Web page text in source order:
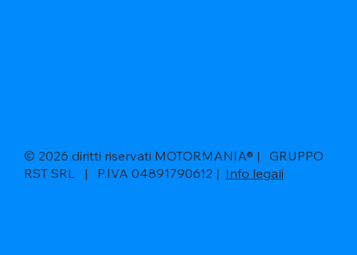
© 2026 diritti riservati MOTORMANIA® | GRUPPO
RST SRL | P.IVA 04891790612 | Info legali